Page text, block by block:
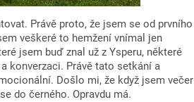
Právě proto, že jsem se od prvního
veškeré to hemžení vnímal jen
jsem buď znal už z Ysperu, některé
konverzaci. Právě tato setkání a
Došlo mi, že když jsem večer
do černého. Opravdu má.